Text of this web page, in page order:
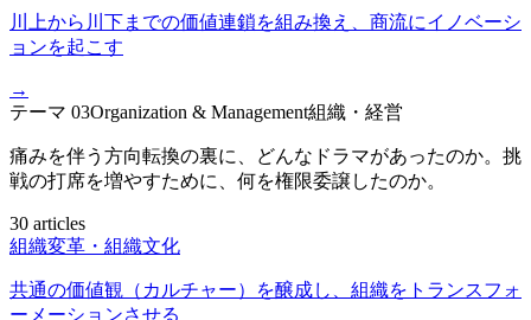
川上から川下までの価値連鎖を組み換え、商流にイノベーシ
ョンを起こす
→
テーマ 03Organization & Management組織・経営
痛みを伴う方向転換の裏に、どんなドラマがあったのか。挑
戦の打席を増やすために、何を権限委譲したのか。
30 articles
組織変革・組織文化
共通の価値観（カルチャー）を醸成し、組織をトランスフォ
ーメーションさせる